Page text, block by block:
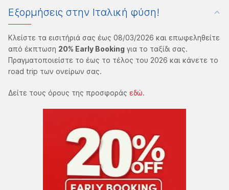
Eξορμήσεις στην Ιταλική φύση!
Κλείστε τα εισιτήριά σας έως 08/03/2026 και επωφεληθείτε
από έκπτωση 20% Early Booking για το ταξίδι σας.
Πραγματοποιείστε το έως το τέλος του 2026 και κάνετε το
road trip των ονείρων σας.
Δείτε τους όρους της προσφοράς εδώ.